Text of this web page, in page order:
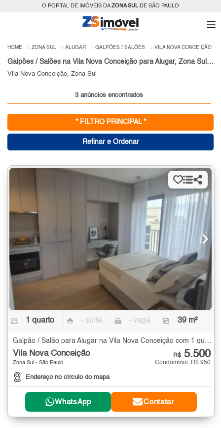
O PORTAL DE IMÓVEIS DAZONA SULDE SÃO PAULO
HOME ZONA SUL ALUGAR GALPÕES / SALÕES VILA NOVA CONCEIÇÃO
Galpões / Salões na Vila Nova Conceição para Alugar, Zona Sul de São Paulo, SP
Vila Nova Conceição, Zona Sul
3 anúncios encontrados
* FILTRO PRINCIPAL *
Refinar e Ordenar
1 quarto - suíte - vaga 39 m²
Galpão / Salão para Alugar na Vila Nova Conceição com 1 quarto - 39 m²
Vila Nova Conceição
Zona Sul - São Paulo
Endereço no círculo do mapa
R$ 5.500
Condomínio: R$ 950
WhatsApp Contatar